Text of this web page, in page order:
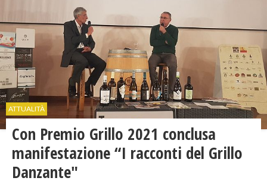
ATTUALITÀ
Con Premio Grillo 2021 conclusa
manifestazione “I racconti del Grillo
Danzante"